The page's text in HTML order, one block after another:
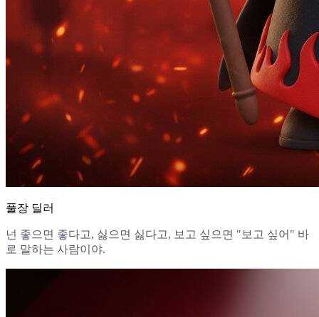
풀장 딜러
넌 좋으면 좋다고, 싫으면 싫다고, 보고 싶으면 "보고 싶어" 바
로 말하는 사람이야.